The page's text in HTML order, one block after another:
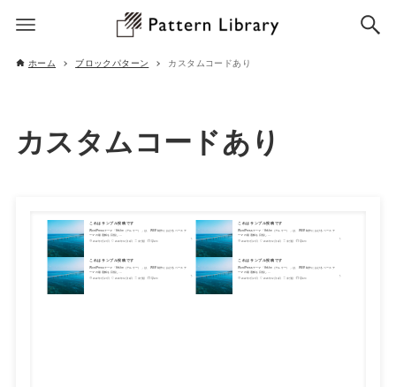
ホーム ブロックパターン カスタムコードあり
カスタムコードあり